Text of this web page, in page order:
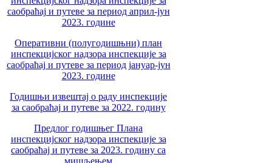
саобраћај и путеве за период април-јун
2023. године
Оперативни (полугодишњни) план
инспекцијског надзора инспекције за
саобраћај и путеве за период јануар-јун
2023. године
Годишњи извештај о раду инспекције
за саобраћај и путеве за 2022. годину
Предлог годишњег Плана
инспекцијског надзора инспекције за
саобраћај и путеве за 2023. годину са
мишљењем